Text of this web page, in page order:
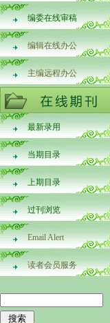
编委在线审稿
编辑在线办公
主编远程办公
最新录用
当期目录
上期目录
过刊浏览
Email Alert
读者会员服务